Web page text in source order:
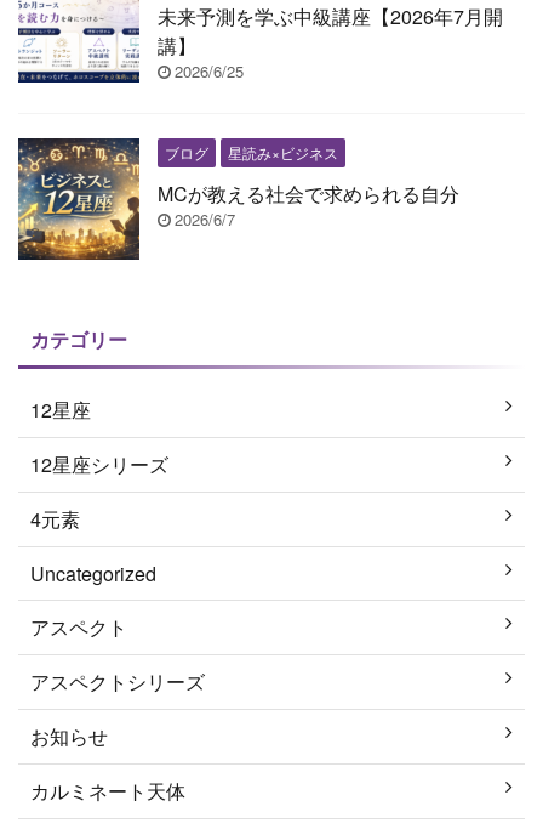
未来予測を学ぶ中級講座【2026年7月開
講】
2026/6/25
ブログ 星読み×ビジネス
MCが教える社会で求められる自分
2026/6/7
カテゴリー
12星座
12星座シリーズ
4元素
Uncategorized
アスペクト
アスペクトシリーズ
お知らせ
カルミネート天体